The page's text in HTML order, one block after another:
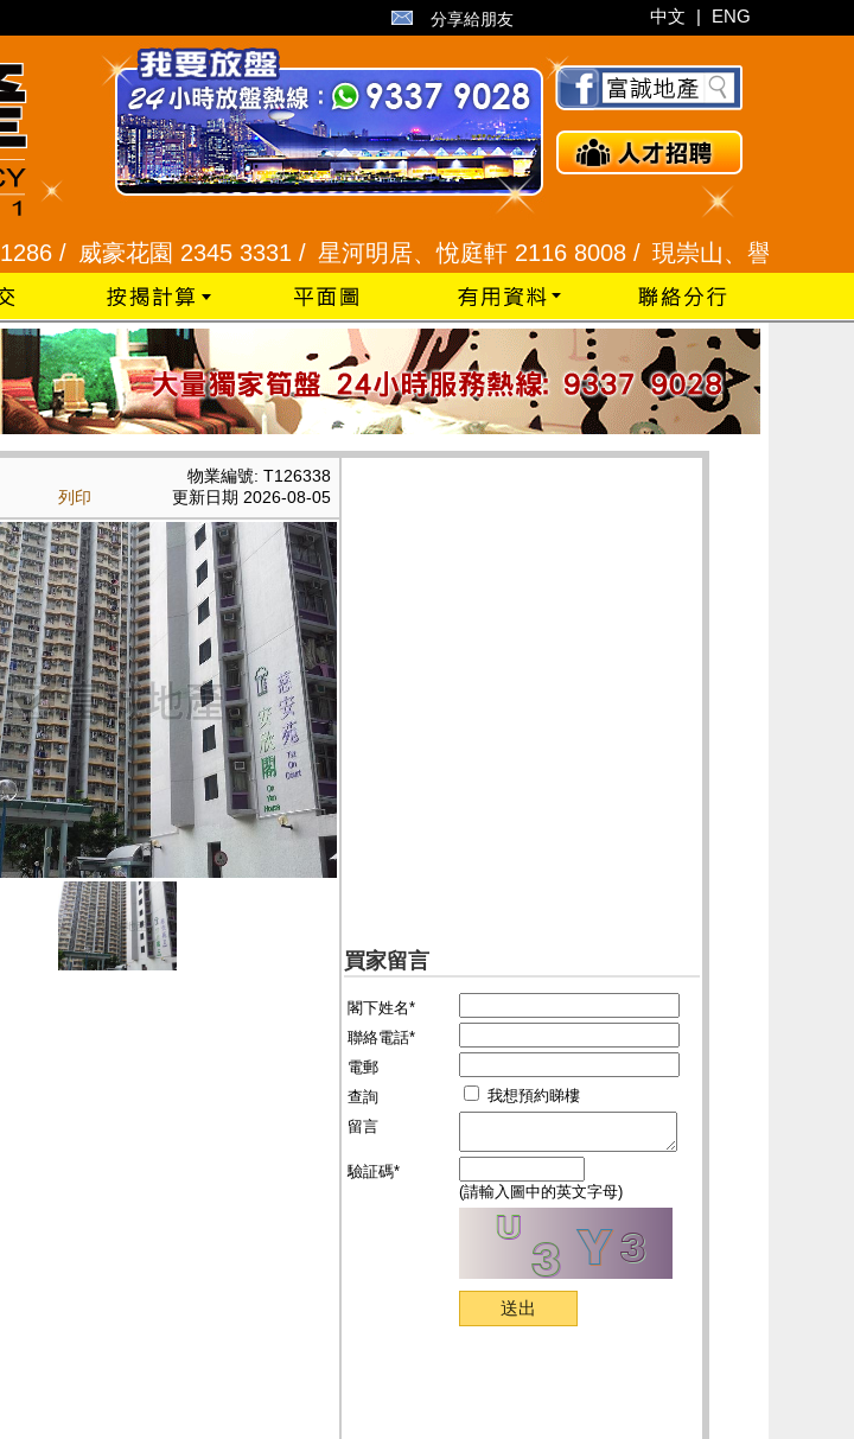
分享給朋友 中文 | ENG
威豪花園 2345 3331 / 星河明居、悅庭軒 2116 8008 / 現崇山、譽港灣 2345
列印
物業編號: T126338
更新日期 2026-08-05
買家留言
閣下姓名*
聯絡電話*
電郵
查詢
我想預約睇樓
留言
驗証碼*
(請輸入圖中的英文字母)